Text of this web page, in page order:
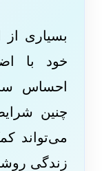
بسیاری
خود با
احساس
چنین
می‌تواند
زندگی